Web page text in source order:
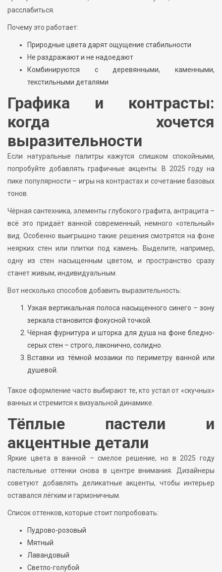
расслабиться.
Почему это работает:
Природные цвета дарят ощущение стабильности
Не раздражают и не надоедают
Комбинируются с деревянными, каменными,
текстильными деталями
Графика и контрасты:
когда хочется
выразительности
Если натуральные палитры кажутся слишком спокойными,
попробуйте добавлять графичные акценты. В 2025 году на
пике популярности – игры на контрастах и сочетание базовых
тонов.
Чёрная сантехника, элементы глубокого графита, антрацита –
всё это придаёт ванной современный, немного «отельный»
вид. Особенно выигрышно такие решения смотрятся на фоне
неярких стен или плитки под камень. Выделите, например,
одну из стен насыщенным цветом, и пространство сразу
станет живым, индивидуальным.
Вот несколько способов добавить выразительность:
Узкая вертикальная полоса насыщенного синего – зону
зеркала становится фокусной точкой.
Чёрная фурнитура и шторка для душа на фоне бледно-
серых стен – строго, лаконично, солидно.
Вставки из тёмной мозаики по периметру ванной или
душевой.
Такое оформление часто выбирают те, кто устал от «скучных»
ванных и стремится к визуальной динамике.
Тёплые пастели и
акцентные детали
Яркие цвета в ванной – смелое решение, но в 2025 году
пастельные оттенки снова в центре внимания. Дизайнеры
советуют добавлять деликатные акценты, чтобы интерьер
оставался лёгким и гармоничным.
Список оттенков, которые стоит попробовать:
Пудрово-розовый
Мятный
Лавандовый
Светло-голубой